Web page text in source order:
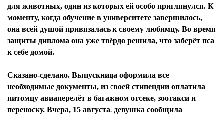
для животных, один из которых ей особо приглянулся. К
моменту, когда обучение в университете завершилось,
она всей душой привязалась к своему любимцу. Во время
защиты диплома она уже твёрдо решила, что заберёт пса
к себе домой.
Сказано-сделано. Выпускница оформила все
необходимые документы, из своей стипендии оплатила
питомцу авиаперелёт в багажном отсеке, зоотакси и
переноску. Вчера, 15 августа, девушка сообщила